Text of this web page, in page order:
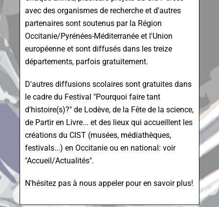
avec des organismes de recherche et d'autres
partenaires sont soutenus par la Région
Occitanie/Pyrénées-Méditerranée et l'Union
européenne et sont diffusés dans les treize
départements, parfois gratuitement.
D'autres diffusions scolaires sont gratuites dans
le cadre du Festival "Pourquoi faire tant
d'histoire(s)?" de Lodève, de la Fête de la science,
de Partir en Livre... et des lieux qui accueillent les
créations du CIST (musées, médiathèques,
festivals...) en Occitanie ou en national: voir
"Accueil/Actualités".
N'hésitez pas à nous appeler pour en savoir plus!